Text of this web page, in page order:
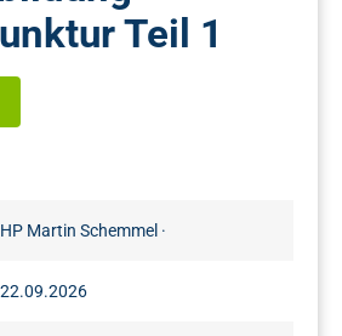
Teil 1
HP Martin Schemmel ·
22.09.2026